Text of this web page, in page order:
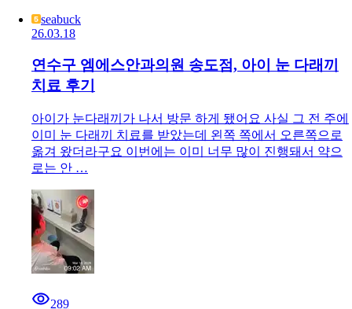
seabuck
26.03.18
연수구 엠에스안과의원 송도점, 아이 눈 다래끼
치료 후기
아이가 눈다래끼가 나서 방문 하게 됐어요 사실 그 전 주에
이미 눈 다래끼 치료를 받았는데 왼쪽 쪽에서 오른쪽으로
옮겨 왔더라구요 이번에는 이미 너무 많이 진행돼서 약으
로는 안 …
289